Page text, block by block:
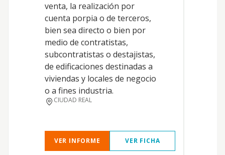
venta, la realización por
cuenta porpia o de terceros,
bien sea directo o bien por
medio de contratistas,
subcontratistas o destajistas,
de edificaciones destinadas a
viviendas y locales de negocio
o a fines industria.
CIUDAD REAL
VER INFORME VER FICHA